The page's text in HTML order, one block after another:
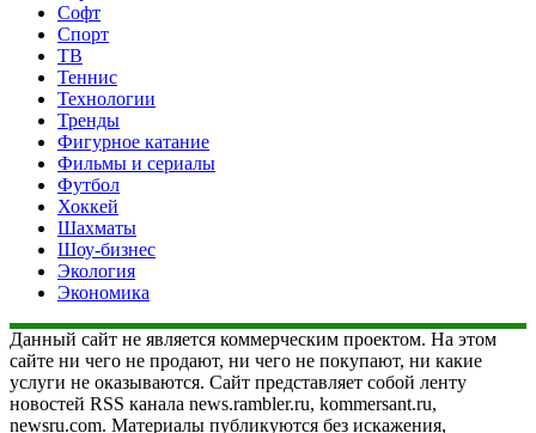
Софт
Спорт
ТВ
Теннис
Технологии
Тренды
Фигурное катание
Фильмы и сериалы
Футбол
Хоккей
Шахматы
Шоу-бизнес
Экология
Экономика
Данный сайт не является коммерческим проектом. На этом
сайте ни чего не продают, ни чего не покупают, ни какие
услуги не оказываются. Сайт представляет собой ленту
новостей RSS канала news.rambler.ru, kommersant.ru,
newsru.com. Материалы публикуются без искажения,